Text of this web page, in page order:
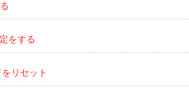
をする
リセット